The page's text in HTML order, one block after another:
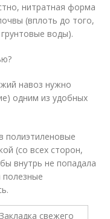
нитратная форма
(вплоть до того,
воды).
навоз нужно
одним из удобных
полиэтиленовые
(со всех сторон,
внутрь не попадала
полезные